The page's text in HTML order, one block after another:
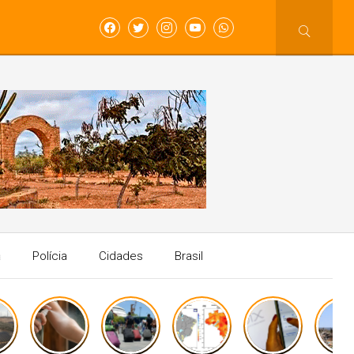
Polícia Cidades Brasil